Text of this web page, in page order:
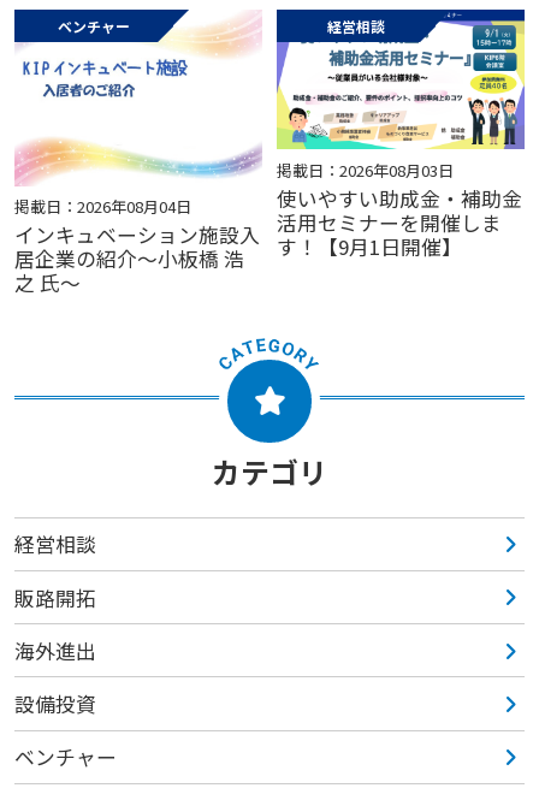
ベンチャー
掲載日：2026年08月04日
インキュベーション施設入
居企業の紹介～小板橋 浩
之 氏～
経営相談
掲載日：2026年08月03日
使いやすい助成金・補助金
活用セミナーを開催しま
す！【9月1日開催】
カテゴリ
経営相談
販路開拓
海外進出
設備投資
ベンチャー